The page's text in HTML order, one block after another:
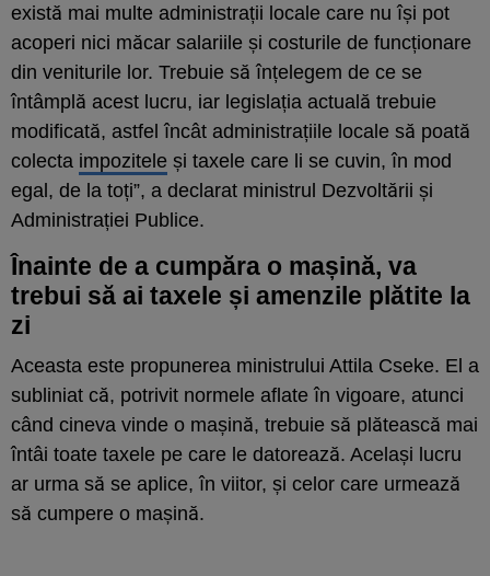
există mai multe administrații locale care nu își pot
acoperi nici măcar salariile și costurile de funcționare
din veniturile lor. Trebuie să înțelegem de ce se
întâmplă acest lucru, iar legislația actuală trebuie
modificată, astfel încât administrațiile locale să poată
colecta impozitele și taxele care li se cuvin, în mod
egal, de la toți”, a declarat ministrul Dezvoltării și
Administrației Publice.
Înainte de a cumpăra o mașină, va
trebui să ai taxele și amenzile plătite la
zi
Aceasta este propunerea ministrului Attila Cseke. El a
subliniat că, potrivit normele aflate în vigoare, atunci
când cineva vinde o mașină, trebuie să plătească mai
întâi toate taxele pe care le datorează. Același lucru
ar urma să se aplice, în viitor, și celor care urmează
să cumpere o mașină.